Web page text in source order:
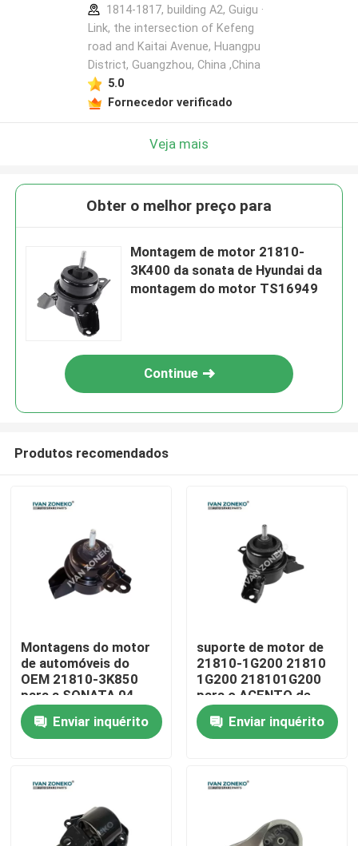
Casa
Produtos
Vídeos
Sobre nós
1814-1817, building A2, Guigu ·
Link, the intersection of Kefeng
road and Kaitai Avenue, Huangpu
District, Guangzhou, China ,China
5.0
Fornecedor verificado
Veja mais
Obter o melhor preço para
Montagem de motor 21810-
3K400 da sonata de Hyundai da
montagem do motor TS16949
Continue
Produtos recomendados
Montagens do motor
de automóveis do
OEM 21810-3K850
para a SONATA 04
2006 de Hyundai
AZERAEnviar inquérito
suporte de motor de
21810-1G200 21810
1G200 218101G200
para o ACENTO de
Hyundai
Enviar inquérito